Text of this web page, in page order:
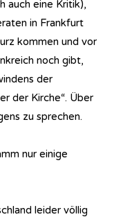
auch eine Kritik),
in Frankfurt
kommen und vor
noch gibt,
der
der Kirche“. Über
zu sprechen.
nur einige
leider völlig